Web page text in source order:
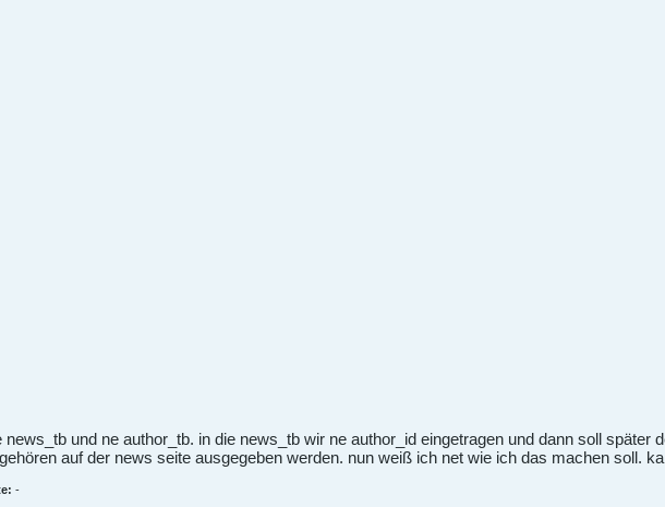
news_tb und ne author_tb. in die news_tb wir ne author_id eingetragen und dann soll später
auf der news seite ausgegeben werden. nun weiß ich net wie ich das machen soll.
-